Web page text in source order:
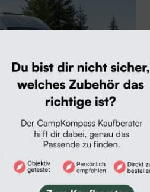
Grey Edition Fire
neu auf und bringt einen
Design u...